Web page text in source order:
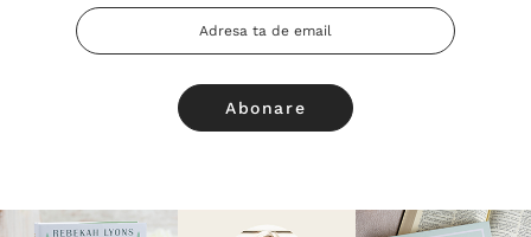
Adresa
Email